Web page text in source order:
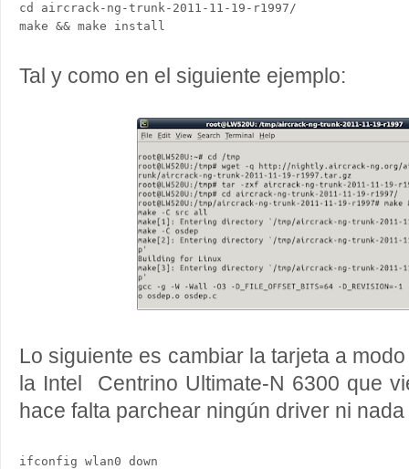
cd aircrack-ng-trunk-2011-11-19-r1997/
Tal y como en el siguiente ejemplo:
Lo siguiente es cambiar la tarjeta a
la Intel Centrino Ultimate-N 6300 que
hace falta parchear ningún driver ni
ifconfig wlan0 down